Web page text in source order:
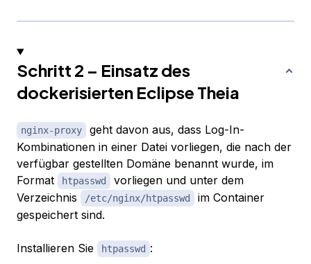
Schritt 2 – Einsatz des
dockerisierten Eclipse Theia
nginx-proxy
geht davon aus, dass Log-In-
Kombinationen in einer Datei vorliegen, die nach der
verfügbar gestellten Domäne benannt wurde, im
Format
htpasswd
vorliegen und unter dem
Verzeichnis
/etc/nginx/htpasswd
im Container
gespeichert sind.
Installieren Sie htpasswd :